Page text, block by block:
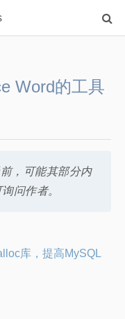
Word的工具
，可能其部分内
问作者。
库，提高MySQL